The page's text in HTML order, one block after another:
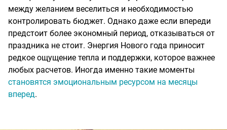
между желанием веселиться и необходимостью
контролировать бюджет. Однако даже если впереди
предстоит более экономный период, отказываться от
праздника не стоит. Энергия Нового года приносит
редкое ощущение тепла и поддержки, которое важнее
любых расчетов. Иногда именно такие моменты
становятся эмоциональным ресурсом на месяцы
вперед.